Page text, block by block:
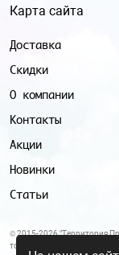
Доставка
Скидки
О компании
Контакты
Акции
Новинки
Статьи
Карта сайта
© 2015-2026 "Территория
товаров для праздника.